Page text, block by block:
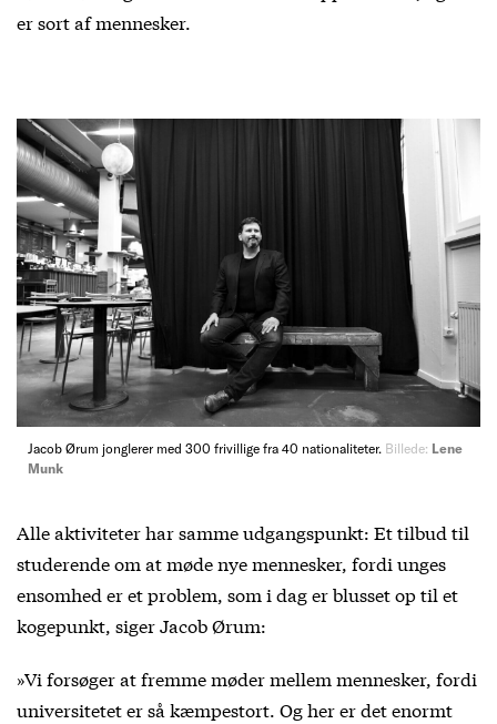
er sort af mennesker.
Jacob Ørum jonglerer med 300 frivillige fra 40 nationaliteter. Billede: Lene
Munk
Alle aktiviteter har samme udgangspunkt: Et tilbud til
studerende om at møde nye mennesker, fordi unges
ensomhed er et problem, som i dag er blusset op til et
kogepunkt, siger Jacob Ørum:
»Vi forsøger at fremme møder mellem mennesker, fordi
universitetet er så kæmpestort. Og her er det enormt